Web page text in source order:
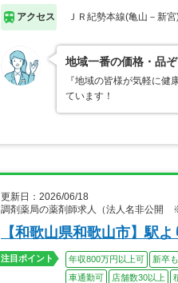
アクセス ＪＲ紀勢本線(亀山－新
地域一番の価格・品
『地域の皆様が気軽に
ています！
更新日：2026/06/18
調剤薬局の薬剤師求人（法人名非公開
【和歌山県和歌山市】駅
注目ポイント 年収800万円以上可 新卒
車通勤可
店舗数30以上